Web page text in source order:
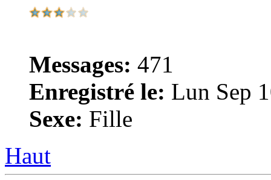
Messages: 471
Enregistré le: Lun Sep
Sexe: Fille
Haut